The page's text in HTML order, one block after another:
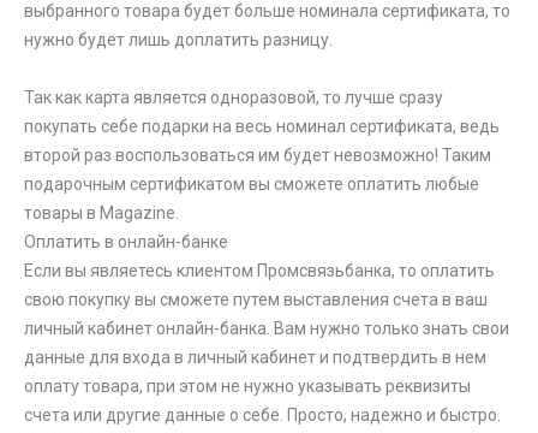
выбранного товара будет больше номинала сертификата, то
нужно будет лишь доплатить разницу.
Так как карта является одноразовой, то лучше сразу
покупать себе подарки на весь номинал сертификата, ведь
второй раз воспользоваться им будет невозможно! Таким
подарочным сертификатом вы сможете оплатить любые
товары в Magazine.
Оплатить в онлайн-банке
Если вы являетесь клиентом Промсвязьбанка, то оплатить
свою покупку вы сможете путем выставления счета в ваш
личный кабинет онлайн-банка. Вам нужно только знать свои
данные для входа в личный кабинет и подтвердить в нем
оплату товара, при этом не нужно указывать реквизиты
счета или другие данные о себе. Просто, надежно и быстро.